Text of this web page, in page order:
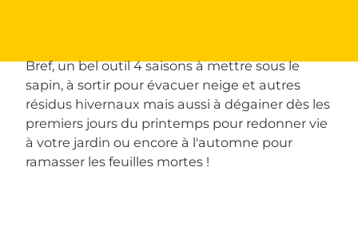
Bref, un bel outil 4 saisons à mettre sous le
sapin, à sortir pour évacuer neige et autres
résidus hivernaux mais aussi à dégainer dès les
premiers jours du printemps pour redonner vie
à votre jardin ou encore à l'automne pour
ramasser les feuilles mortes !